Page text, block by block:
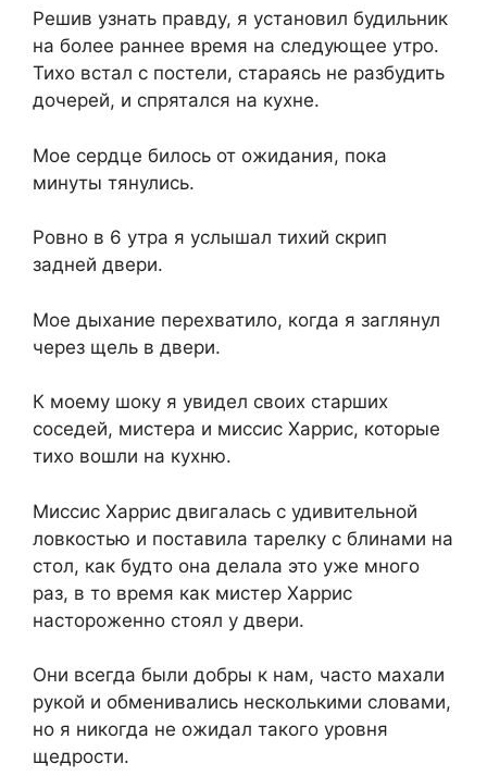
Решив узнать правду, я установил будильник
на более раннее время на следующее утро.
Тихо встал с постели, стараясь не разбудить
дочерей, и спрятался на кухне.
Мое сердце билось от ожидания, пока
минуты тянулись.
Ровно в 6 утра я услышал тихий скрип
задней двери.
Мое дыхание перехватило, когда я заглянул
через щель в двери.
К моему шоку я увидел своих старших
соседей, мистера и миссис Харрис, которые
тихо вошли на кухню.
Миссис Харрис двигалась с удивительной
ловкостью и поставила тарелку с блинами на
стол, как будто она делала это уже много
раз, в то время как мистер Харрис
настороженно стоял у двери.
Они всегда были добры к нам, часто махали
рукой и обменивались несколькими словами,
но я никогда не ожидал такого уровня
щедрости.